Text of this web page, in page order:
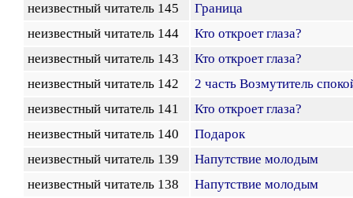
неизвестный читатель 145
Граница
неизвестный читатель 144
Кто откроет глаза?
неизвестный читатель 143
Кто откроет глаза?
неизвестный читатель 142
2 часть Возмутитель
неизвестный читатель 141
Кто откроет глаза?
неизвестный читатель 140
Подарок
неизвестный читатель 139
Напутствие молодым
неизвестный читатель 138
Напутствие молодым